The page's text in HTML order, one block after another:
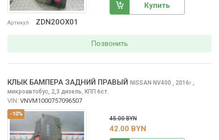
Артикул ZDN20OX01
Купить
Позвонить
-10%
КЛЫК БАМПЕРА ЗАДНИЙ ПРАВЫЙ NISSAN NV400 , 2016г.,
микроавтобус, 2,3 дизель, КПП 6ст.
VIN: VNVM1000757096507
45.00 BYN
42.00 BYN